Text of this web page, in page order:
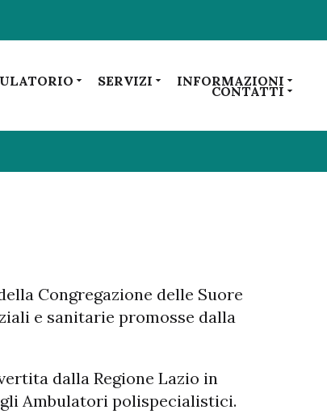
SERVIZI INFORMAZIONI
CONTATTI
Congregazione delle Suore
e sanitarie promosse dalla
dalla Regione Lazio in
Ambulatori polispecialistici.